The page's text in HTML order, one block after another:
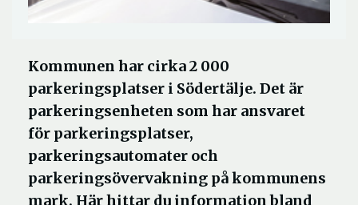
Kommunen har cirka 2 000
parkeringsplatser i Södertälje. Det är
parkeringsenheten som har ansvaret
för parkeringsplatser,
parkeringsautomater och
parkeringsövervakning på kommunens
mark. Här hittar du information bland